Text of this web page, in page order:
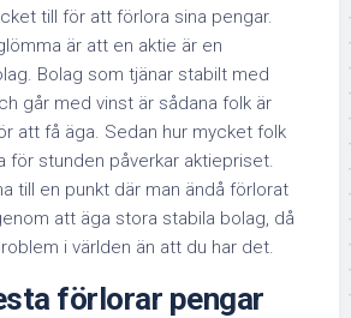
till för att förlora sina pengar.
är att en aktie är en
Bolag som tjänar stabilt med
går med vinst är sådana folk är
att få äga. Sedan hur mycket folk
för stunden påverkar aktiepriset.
till en punkt där man ändå förlorat
att äga stora stabila bolag, då
i världen än att du har det.
förlorar pengar